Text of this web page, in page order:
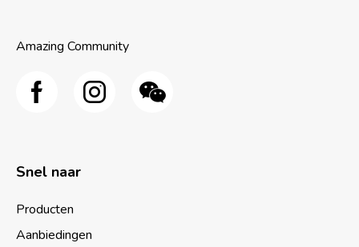
Amazing Community
Snel naar
Producten
Aanbiedingen